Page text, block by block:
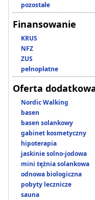
pozostałe
Finansowanie
KRUS
NFZ
ZUS
pełnopłatne
Oferta
Nordic Walking
basen
basen solankowy
gabinet kosmetyczny
hipoterapia
jaskinie solno-jodowa
mini tężnia solankowa
odnowa biologiczna
pobyty lecznicze
sauna